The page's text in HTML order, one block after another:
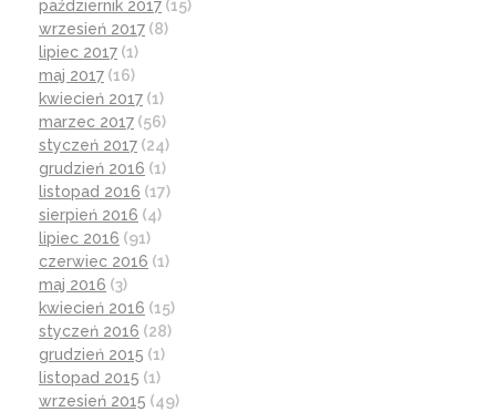
październik 2017 (15)
wrzesień 2017 (8)
lipiec 2017 (1)
maj 2017 (16)
kwiecień 2017 (1)
marzec 2017 (56)
styczeń 2017 (24)
grudzień 2016 (1)
listopad 2016 (17)
sierpień 2016 (4)
lipiec 2016 (91)
czerwiec 2016 (1)
maj 2016 (3)
kwiecień 2016 (15)
styczeń 2016 (28)
grudzień 2015 (1)
listopad 2015 (1)
wrzesień 2015 (49)